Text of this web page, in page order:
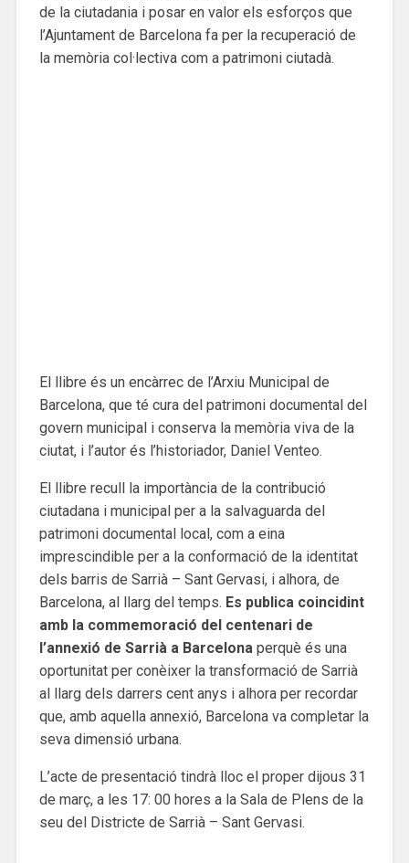
de la ciutadania i posar en valor els esforços que
l’Ajuntament de Barcelona fa per la recuperació de
la memòria col·lectiva com a patrimoni ciutadà.
El llibre és un encàrrec de l’Arxiu Municipal de
Barcelona, que té cura del patrimoni documental del
govern municipal i conserva la memòria viva de la
ciutat, i l’autor és l’historiador, Daniel Venteo.
El llibre recull la importància de la contribució
ciutadana i municipal per a la salvaguarda del
patrimoni documental local, com a eina
imprescindible per a la conformació de la identitat
dels barris de Sarrià – Sant Gervasi, i alhora, de
Barcelona, al llarg del temps. Es publica coincidint
amb la commemoració del centenari de
l’annexió de Sarrià a Barcelonaperquè és una
oportunitat per conèixer la transformació de Sarrià
al llarg dels darrers cent anys i alhora per recordar
que, amb aquella annexió, Barcelona va completar la
seva dimensió urbana.
L’acte de presentació tindrà lloc el proper dijous 31
de març, a les 17: 00 hores a la Sala de Plens de la
seu del Districte de Sarrià – Sant Gervasi.